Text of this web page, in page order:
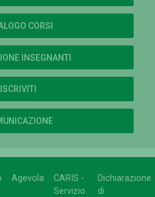
CORSI
INSEGNANTI
ISCRIVITI
Agevola
CARIS -
Servizio
Dichiarazione
di